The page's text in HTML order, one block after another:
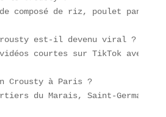
composé de riz, poulet pané et
est-il devenu viral ?
courtes sur TikTok avec
Crousty à Paris ?
du Marais, Saint-Germain-